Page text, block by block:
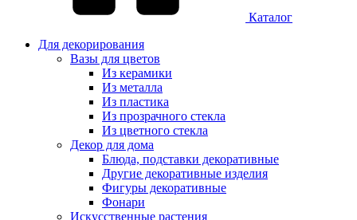
Каталог
Для декорирования
Вазы для цветов
Из керамики
Из металла
Из пластика
Из прозрачного стекла
Из цветного стекла
Декор для дома
Блюда, подставки декоративные
Другие декоративные изделия
Фигуры декоративные
Фонари
Искусственные растения